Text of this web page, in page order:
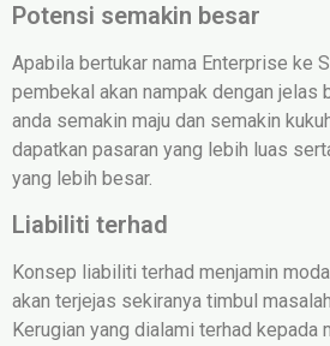
Potensi semakin besar
Apabila bertukar nama Enterprise ke
pembekal akan nampak dengan jelas
anda semakin maju dan semakin
dapatkan pasaran yang lebih luas
yang lebih besar.
Liabiliti terhad
Konsep liabiliti terhad menjamin
akan terjejas sekiranya timbul
Kerugian yang dialami terhad kepada